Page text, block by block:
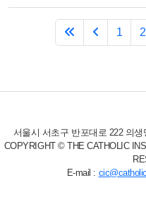
1 2
서울시 서초구 반포대로 222 의
COPYRIGHT © THE CATHOLIC
E-mail :